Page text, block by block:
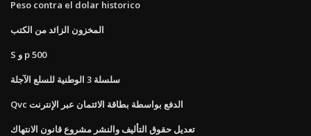
Peso contra el dolar historico
المخزون الزائد من الكتب
S و p 500
سلسلة 3 الوطنية للسلع الآجلة
Qvc الدفع بواسطة بطاقة الائتمان عبر الإنترنت
تعديل حقوق التأليف والنشر مشروع قانون الانتهاك